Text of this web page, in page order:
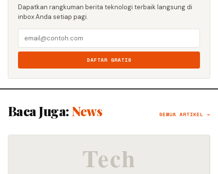
Dapatkan rangkuman berita teknologi terbaik langsung di
inbox Anda setiap pagi.
DAFTAR GRATIS
Baca Juga: News SEMUA ARTIKEL →